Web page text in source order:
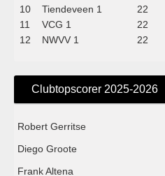
10
Tiendeveen 1 22
11
VCG 1 22
12
NWVV 1 22
Clubtopscorer 2025-2026
Robert Gerritse
Diego Groote
Frank Altena